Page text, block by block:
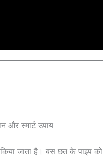
जाता है। बस छत के पाइप को